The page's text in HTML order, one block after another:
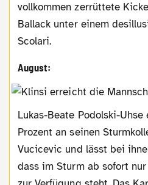
vollkommen zerrüttete
Ballack unter einem
Scolari.
August:
Lukas-Beate Podolski-Uhse ersteht mehr als 50
Prozent an seinen
Vucicevic und lässt bei
dass im Sturm ab sofort